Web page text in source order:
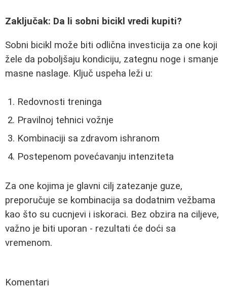
Zaključak: Da li sobni bicikl vredi kupiti?
Sobni bicikl može biti odlična investicija za one koji
žele da poboljšaju kondiciju, zategnu noge i smanje
masne naslage. Ključ uspeha leži u:
Redovnosti treninga
Pravilnoj tehnici vožnje
Kombinaciji sa zdravom ishranom
Postepenom povećavanju intenziteta
Za one kojima je glavni cilj zatezanje guze,
preporučuje se kombinacija sa dodatnim vežbama
kao što su cucnjevi i iskoraci. Bez obzira na ciljeve,
važno je biti uporan - rezultati će doći sa
vremenom.
Komentari